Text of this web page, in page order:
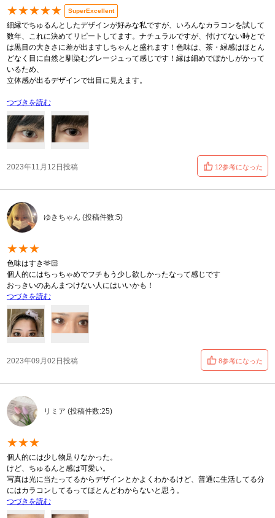
★★★★★ SuperExcellent
細縁でちゅるんとしたデザインが好みな私ですが、いろんなカラコンを試して
数年、これに決めてリピートしてます。ナチュラルですが、付けてない時とで
は黒目の大きさに差が出ますしちゃんと盛れます！色味は、茶・緑感はほとん
どなく目に自然と馴染むグレージュって感じです！縁は細めでぼかしがかって
いるため、
立体感が出るデザインで出目に見えます。
つづきを読む
2023年11月12日投稿 12参考になった
ゆきちゃん (投稿件数:5)
★★★
色味はすき🫶🏻
個人的にはちっちゃめでフチもう少し欲しかったなって感じです
おっきいのあんまつけない人にはいいかも！
つづきを読む
2023年09月02日投稿 8参考になった
リミア (投稿件数:25)
★★★
個人的には少し物足りなかった。
けど、ちゅるんと感は可愛い。
写真は光に当たってるからデザインとかよくわかるけど、普通に生活してる分
にはカラコンしてるってほとんどわからないと思う。
つづきを読む